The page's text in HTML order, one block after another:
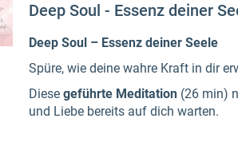
Deep Soul - Essenz deiner
Deep Soul – Essenz deiner Seele
Spüre, wie deine wahre Kraft in dir
Diese geführte Meditation (26 min)
und Liebe bereits auf dich warten.